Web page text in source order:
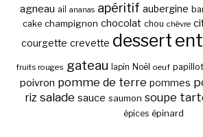
agneau ail ananas apéritif aubergine
cake champignon chocolat chou chèvre
courgette crevette dessert
fruits rouges gateau lapin Noël oeuf
poivron pomme de terre pommes
riz salade sauce saumon soupe
épices épinard